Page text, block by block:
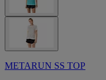
METARUN SS TOP